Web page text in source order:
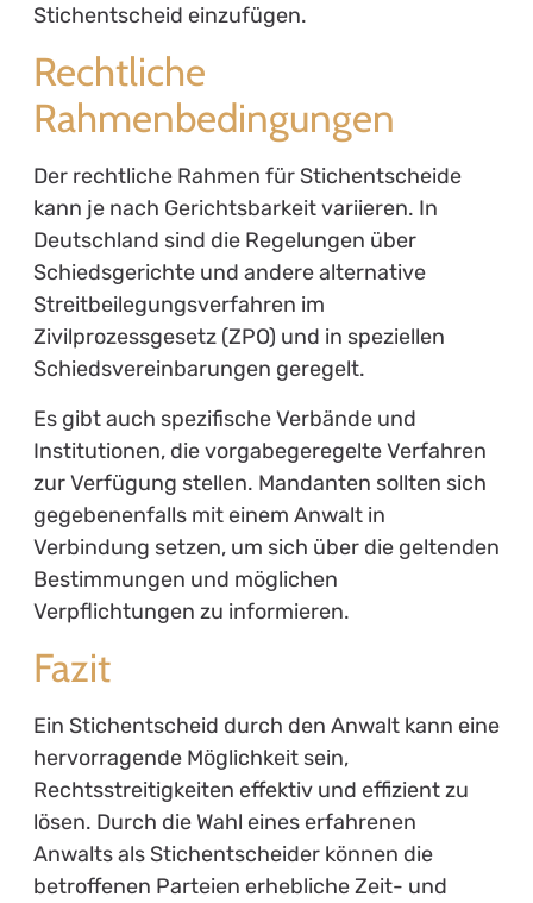
Stichentscheid einzufügen.
Rechtliche
Rahmenbedingungen
Der rechtliche Rahmen für Stichentscheide
kann je nach Gerichtsbarkeit variieren. In
Deutschland sind die Regelungen über
Schiedsgerichte und andere alternative
Streitbeilegungsverfahren im
Zivilprozessgesetz (ZPO) und in speziellen
Schiedsvereinbarungen geregelt.
Es gibt auch spezifische Verbände und
Institutionen, die vorgabegeregelte Verfahren
zur Verfügung stellen. Mandanten sollten sich
gegebenenfalls mit einem Anwalt in
Verbindung setzen, um sich über die geltenden
Bestimmungen und möglichen
Verpflichtungen zu informieren.
Fazit
Ein Stichentscheid durch den Anwalt kann eine
hervorragende Möglichkeit sein,
Rechtsstreitigkeiten effektiv und effizient zu
lösen. Durch die Wahl eines erfahrenen
Anwalts als Stichentscheider können die
betroffenen Parteien erhebliche Zeit- und